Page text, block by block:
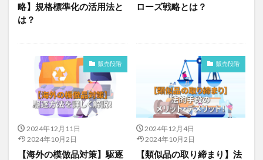
略】規格標準化の活用法と
は？
ローズ戦略とは？
販売段階
2024年12月11日
2024年10月2日
【海外の模倣品対策】駆逐
販売段階
2024年12月4日
2024年10月2日
【類似品の取り締まり】法